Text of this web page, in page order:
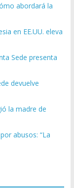
abordará la
en EE.UU. eleva
Sede presenta
devuelve
la madre de
abusos: “La